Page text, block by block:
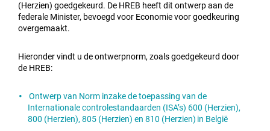
(Herzien) goedgekeurd. De HREB heeft dit ontwerp aan de
federale Minister, bevoegd voor Economie voor goedkeuring
overgemaakt.
Hieronder vindt u de ontwerpnorm, zoals goedgekeurd door
de HREB:
Ontwerp van Norm inzake de toepassing van de
Internationale controlestandaarden (ISA’s) 600 (Herzien),
800 (Herzien), 805 (Herzien) en 810 (Herzien) in België